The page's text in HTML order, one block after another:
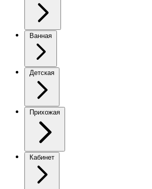
Ванная
Детская
Прихожая
Кабинет